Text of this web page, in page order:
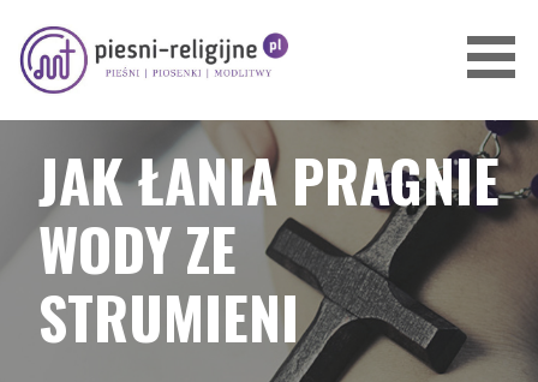
treści
PIOSENKI I PIEŚNI RELIGIJNE
JAK ŁANIA PRAGNIE
WODY ZE
STRUMIENI